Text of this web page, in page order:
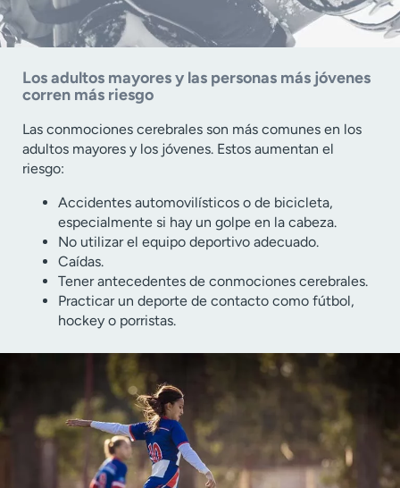
Los adultos mayores y las personas más jóvenes
corren más riesgo
Las conmociones cerebrales son más comunes en los
adultos mayores y los jóvenes. Estos aumentan el
riesgo:
Accidentes automovilísticos o de bicicleta,
especialmente si hay un golpe en la cabeza.
No utilizar el equipo deportivo adecuado.
Caídas.
Tener antecedentes de conmociones cerebrales.
Practicar un deporte de contacto como fútbol,
hockey o porristas.